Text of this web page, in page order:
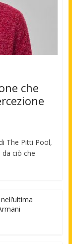
che
The Pitti Pool,
da ciò che